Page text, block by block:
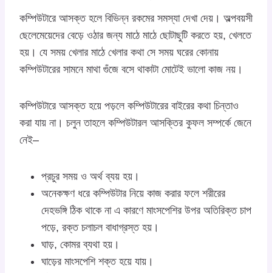
কম্পিউটারে আসক্ত হলে বিভিন্ন রকমের সমস্যা দেখা দেয়। অল্পবয়সী
ছেলেমেয়েদের বেড়ে ওঠার জন্য মাঠে মাঠে ছোটাছুটি করতে হয়, খেলতে
হয়। যে সময় খেলার মাঠে খেলার কথা সে সময় ঘরের কোনায়
কম্পিউটারের সামনে মাথা গুঁজে বসে থাকাটা মোটেই ভালো কাজ নয়।
কম্পিউটারে আসক্ত হয়ে পড়লে কম্পিউটারের বাইরের কথা চিন্তাও
করা যায় না। চলুন তাহলে কম্পিউটারল আসক্তির কুফল সম্পর্কে জেনে
নেই–
প্রচুর সময় ও অর্থ ব্যয় হয়।
অনেকক্ষণ ধরে কম্পিউটার নিয়ে কাজ করার ফলে শরীরের
দেহভঙ্গি ঠিক থাকে না এ কারণে মাংসপেশির উপর অতিরিক্ত চাপ
পড়ে, রক্ত চলাচল বাধাগ্রস্ত হয়।
ঘাড়, কোমর ব্যথা হয়।
ঘাড়ের মাংসপেশি শক্ত হয়ে যায়।